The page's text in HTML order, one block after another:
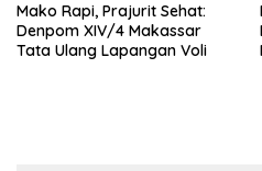
Mako Rapi, Prajurit Sehat:
Denpom XIV/4 Makassar
Tata Ulang Lapangan Voli